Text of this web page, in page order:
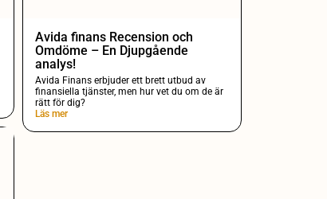
Avida finans Recension och
Omdöme – En Djupgående
analys!
Avida Finans erbjuder ett brett utbud av
finansiella tjänster, men hur vet du om de är
rätt för dig?
Läs mer